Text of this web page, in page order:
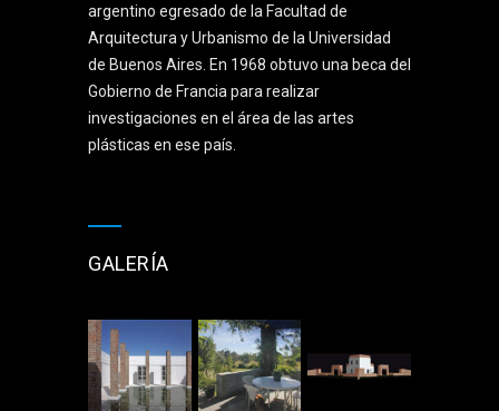
argentino egresado de la Facultad de
Arquitectura y Urbanismo de la Universidad
de Buenos Aires. En 1968 obtuvo una beca del
Gobierno de Francia para realizar
investigaciones en el área de las artes
plásticas en ese país.
GALERÍA